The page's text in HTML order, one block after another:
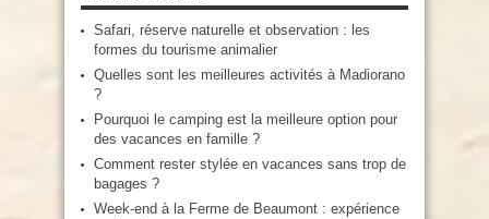
Safari, réserve naturelle et observation : les
formes du tourisme animalier
Quelles sont les meilleures activités à Madiorano
?
Pourquoi le camping est la meilleure option pour
des vacances en famille ?
Comment rester stylée en vacances sans trop de
bagages ?
Week-end à la Ferme de Beaumont : expérience